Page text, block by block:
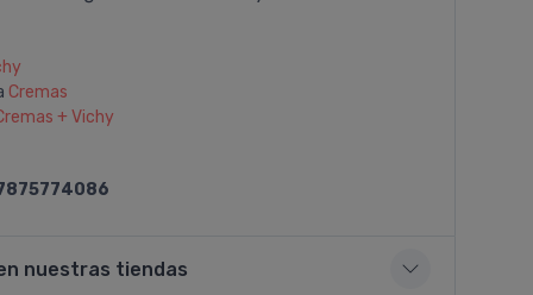
Cremas
+ Vichy
nuestras tiendas